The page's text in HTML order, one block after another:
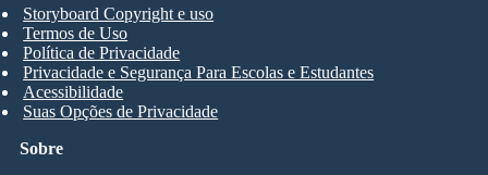
Sobre
Storyboard Copyright e uso
Termos de Uso
Política de Privacidade
Privacidade e Segurança Para Escolas e Estudantes
Acessibilidade
Suas Opções de Privacidade